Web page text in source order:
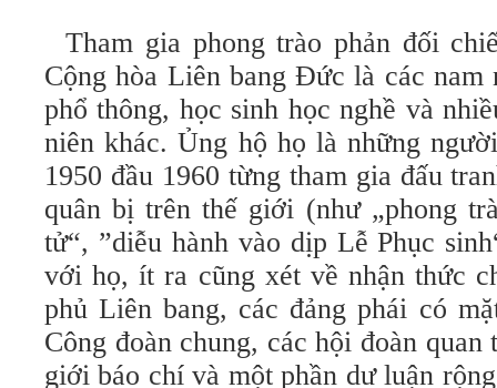
Tham gia phong trào phản đối
Cộng hòa Liên bang Đức là các nam
phổ thông, học sinh học nghề và
niên khác. Ủng hộ họ là những
1950 đầu 1960 từng tham gia đấu
quân bị trên thế giới (như „phong
tử“, ”diễu hành vào dịp Lễ Phục
với họ, ít ra cũng xét về nhận thức
phủ Liên bang, các đảng phái có
Công đoàn chung, các hội đoàn
giới báo chí và một phần dư luận